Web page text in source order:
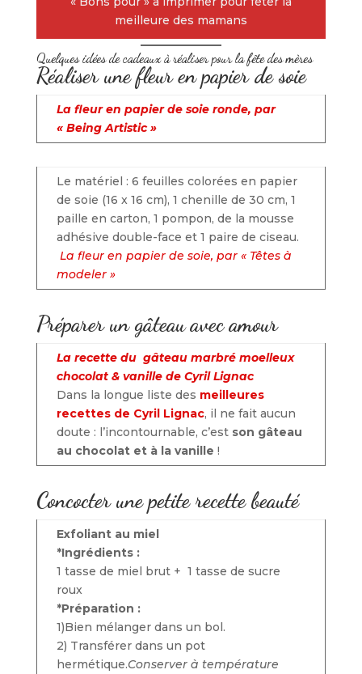
meilleure des mamans
Quelques idées de cadeaux à réaliser pour la fête des mères
Réaliser une fleur en papier de soie
La fleur en papier de soie ronde, par
« Being Artistic »
Le matériel : 6 feuilles colorées en papier
de soie (16 x 16 cm), 1 chenille de 30 cm, 1
paille en carton, 1 pompon, de la mousse
adhésive double-face et 1 paire de ciseau.
La fleur en papier de soie, par « Têtes à
modeler »
Préparer un gâteau avec amour
La recette du gâteau marbré moelleux
chocolat & vanille de Cyril Lignac
Dans la longue liste des meilleures
recettes de Cyril Lignac, il ne fait aucun
doute : l’incontournable, c’est son gâteau
au chocolat et à la vanille !
Concocter une petite recette beauté
Exfoliant au miel
*Ingrédients :
1 tasse de miel brut + 1 tasse de sucre
roux
*Préparation :
1)Bien mélanger dans un bol.
2) Transférer dans un pot
hermétique.Conserver à température